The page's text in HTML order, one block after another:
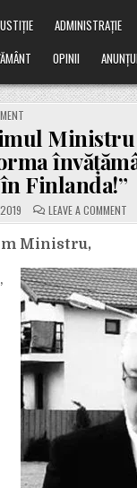
ADMINISTRAȚIE
OPINII
Finlanda!”
LEAVE A COMMENT
AL
ÎN
Ministru,